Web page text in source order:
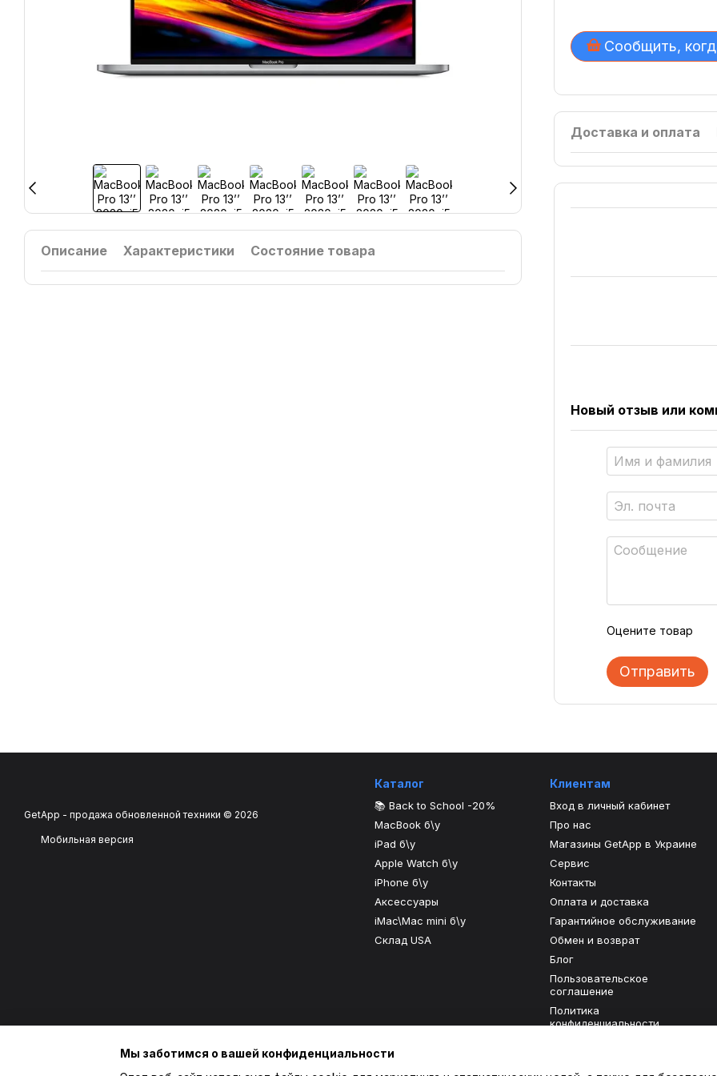
Описание Характеристики Состояние товара
Сообщить,
Доставка и оплата
Новый отзыв или
Оцените товар
Отправить
GetApp - продажа обновленной техники © 2026
Мобильная версия
Каталог
📚 Back to School -20%
MacBook б\у
iPad б\у
Apple Watch б\у
iPhone б\у
Аксессуары
iMac\Mac mini б\у
Склад USA
Клиентам
Вход в личный кабинет
Про нас
Магазины GetApp в Украине
Сервис
Контакты
Оплата и доставка
Гарантийное обслуживание
Обмен и возврат
Блог
Пользовательское
соглашение
Политика
конфиденциальности
Мы заботимся о вашей конфиденциальности